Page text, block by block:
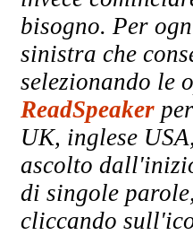
bisogno. Per
sinistra che
selezionando le
ReadSpeaker
UK, inglese
ascolto
di singole
cliccando